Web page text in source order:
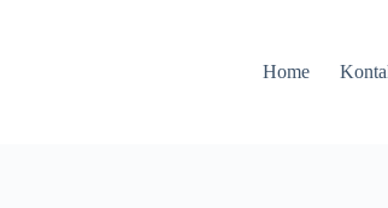
Home